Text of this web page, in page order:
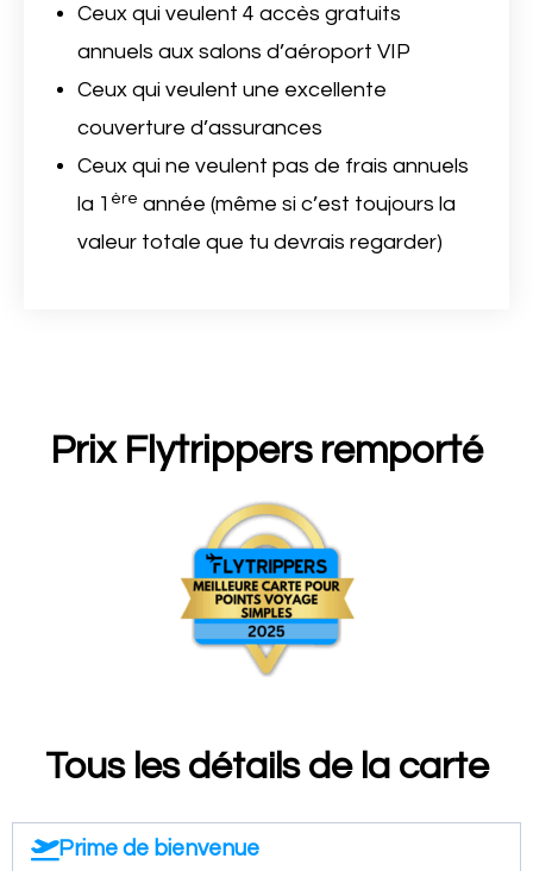
Ceux qui veulent 4 accès gratuits
annuels aux salons d’aéroport VIP
Ceux qui veulent une excellente
couverture d’assurances
Ceux qui ne veulent pas de frais annuels
la 1 ère année (même si c’est toujours la
valeur totale que tu devrais regarder)
Prix Flytrippers remporté
Tous les détails de la carte
Prime de bienvenue